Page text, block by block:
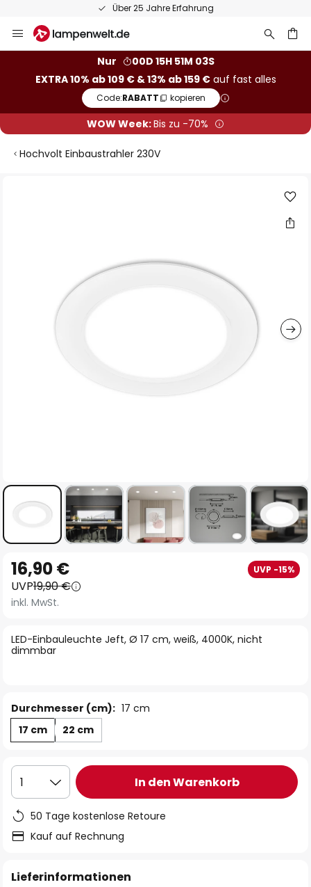
Über 25 Jahre Erfahrung
Inhalt
Nur
00D 15H 51M 02S
EXTRA 10% ab 109 € & 13% ab 159 €auf fast alles
Code:RABATT kopieren
WOW Week:Bis zu -70%
Hochvolt Einbaustrahler 230V
Anfang
der
Bildgalerie
LED-Einbauleuchte Jeft, Ø 17 cm, weiß, 4000K, nicht
dimmbar
16,90 € UVP -15%
UVP19,90 €
inkl. MwSt.
Durchmesser (cm): 17 cm
17 cm
22 cm
1 In den Warenkorb
50 Tage kostenlose Retoure
Kauf auf Rechnung
Lieferinformationen